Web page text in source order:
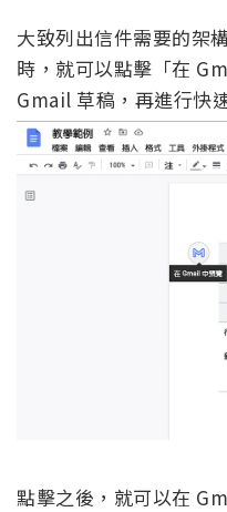
大致列出信件需要的架
時，就可以點擊「在
Gmail 草稿，再進行快
點擊之後，就可以在